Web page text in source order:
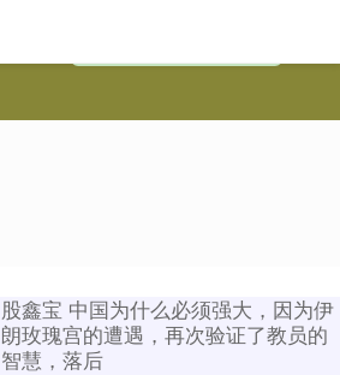
股鑫宝 中国为什么必须强大，因为伊
朗玫瑰宫的遭遇，再次验证了教员的
智慧，落后